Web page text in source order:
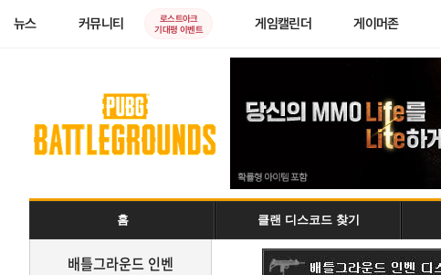
뉴스 커뮤니티
로스트아크
기대평 이벤트
게임캘린더 게이머존
홈 클랜 디스코드 찾기
배틀그라운드 인벤